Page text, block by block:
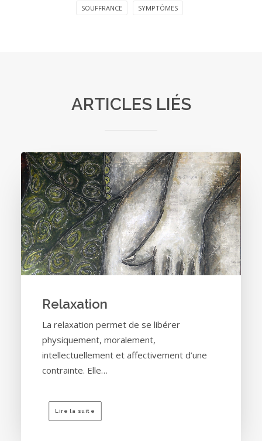
SOUFFRANCE SYMPTÔMES
ARTICLES LIÉS
Relaxation
La relaxation permet de se libérer
physiquement, moralement,
intellectuellement et affectivement d’une
contrainte. Elle…
Lire la suite